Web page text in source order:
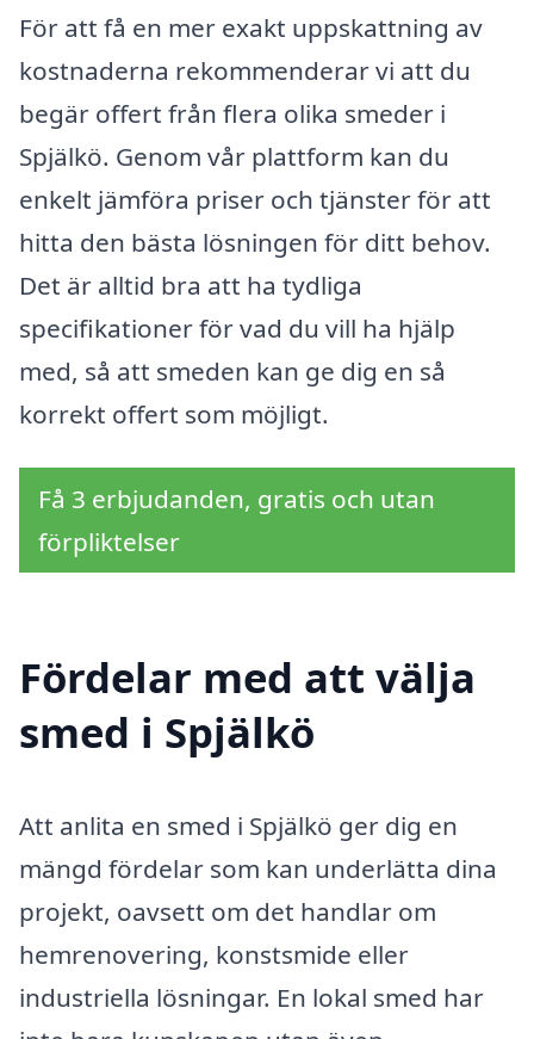
För att få en mer exakt uppskattning av
kostnaderna rekommenderar vi att du
begär offert från flera olika smeder i
Spjälkö. Genom vår plattform kan du
enkelt jämföra priser och tjänster för att
hitta den bästa lösningen för ditt behov.
Det är alltid bra att ha tydliga
specifikationer för vad du vill ha hjälp
med, så att smeden kan ge dig en så
korrekt offert som möjligt.
Få 3 erbjudanden, gratis och utan
förpliktelser
Fördelar med att välja
smed i Spjälkö
Att anlita en smed i Spjälkö ger dig en
mängd fördelar som kan underlätta dina
projekt, oavsett om det handlar om
hemrenovering, konstsmide eller
industriella lösningar. En lokal smed har